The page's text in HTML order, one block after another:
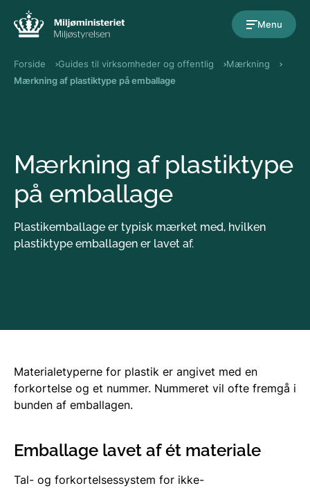
Menu
Forside Guides til virksomheder og offentlig
Mærkning
Mærkning af plastiktype på emballage
Mærkning af plastiktype
på emballage
Plastikemballage er typisk mærket med, hvilken
plastiktype emballagen er lavet af.
Materialetyperne for plastik er angivet med en
forkortelse og et nummer. Nummeret vil ofte fremgå i
bunden af emballagen.
Emballage lavet af ét materiale
Tal- og forkortelsessystem for ikke-